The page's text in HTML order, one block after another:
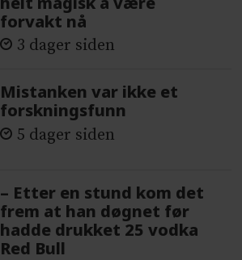
forvakt nå
3 dager siden
Mistanken var ikke et
forskningsfunn
5 dager siden
– Etter en stund kom det
frem at han døgnet før
hadde drukket 25 vodka
Red Bull